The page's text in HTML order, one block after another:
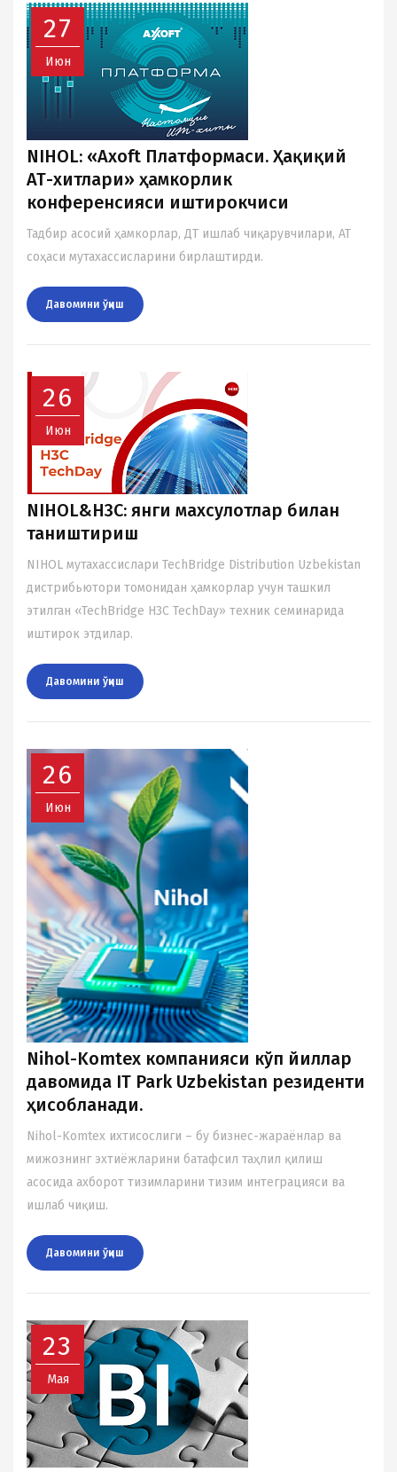
27
Июн
NIHOL: «Axoft Платформаси. Ҳақиқий
АТ-хитлари» ҳамкорлик
конференсияси иштирокчиси
Тадбир асосий ҳамкорлар, ДТ ишлаб чиқарувчилари, АТ
соҳаси мутаxассисларини бирлаштирди.
Давомини ўқиш
26
Июн
NIHOL&H3C: янги махсулотлар билан
таништириш
NIHOL мутаxассислари TechBridge Distribution Uzbekistan
дистрибьютори томонидан ҳамкорлар учун ташкил
этилган «TechBridge H3C TechDay» теxник семинарида
иштирок этдилар.
Давомини ўқиш
26
Июн
Nihol-Komtex компанияси кўп йиллар
давомида IT Park Uzbekistan резиденти
ҳисобланади.
Nihol-Komtex иxтисослиги – бу бизнес-жараёнлар ва
мижознинг эхтиёжларини батафсил таҳлил қилиш
асосида аxборот тизимларини тизим интеграцияси ва
ишлаб чиқиш.
Давомини ўқиш
23
Мая